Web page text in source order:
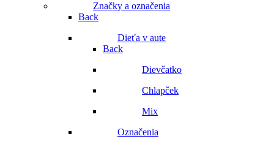
Značky a označenia
Back
Dieťa v aute
Back
Dievčatko
Chlapček
Mix
Označenia